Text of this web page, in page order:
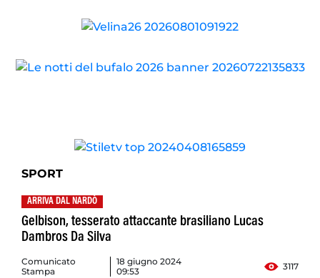
SPORT
ARRIVA DAL NARDÒ
Gelbison, tesserato attaccante brasiliano Lucas
Dambros Da Silva
Comunicato
Stampa
18 giugno 2024
09:53
3117